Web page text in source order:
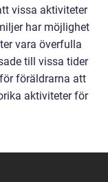
vissa aktiviteter
har möjlighet
vara överfulla
till vissa tider
föräldrarna att
aktiviteter för